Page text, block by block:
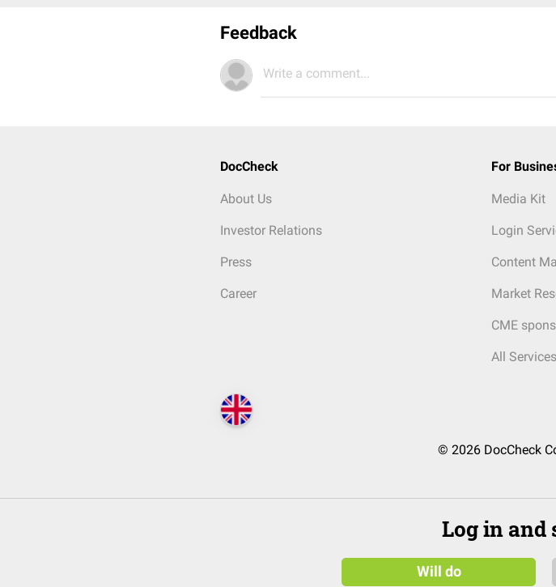
Feedback
Write a comment...
DocCheck
About Us
Investor Relations
Press
Career
For
Media Kit
Login
Content
Market
CME
All Services
© 2026 DocCheck
Log in and
Will do